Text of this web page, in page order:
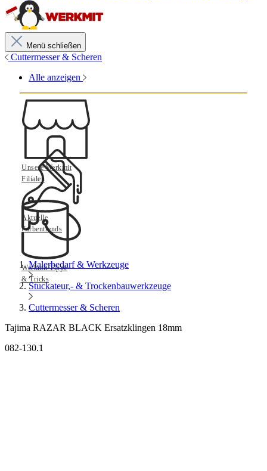
Menü schließen
Cuttermesser & Scheren
Alle anzeigen
Unsere Werkmit
Filialen
Aktuelle
Farbentrends
Werkmit Tipps
& Tricks
Malerbedarf & Werkzeuge
Stuckateur,- & Trockenbauwerkzeuge
Cuttermesser & Scheren
Tajima RAZAR BLACK Ersatzklingen 18mm
082-130.1